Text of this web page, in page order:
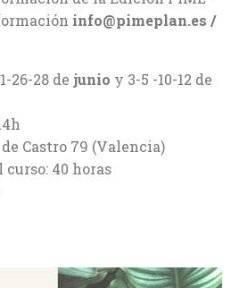
info@pimeplan.es /
26-28 de junio y 3-5 -10-12 de
Castro 79 (Valencia)
40 horas